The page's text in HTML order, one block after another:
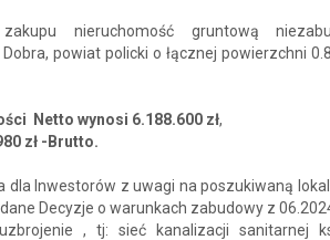
nieruchomość gruntową
powiat policki o łącznej powierzchni
Netto wynosi 6.188.600 zł,
zł -Brutto.
dla Inwestorów z uwagi na poszukiwaną
Decyzje o warunkach zabudowy z
uzbrojenie , tj: sieć kanalizacji sanitarnej